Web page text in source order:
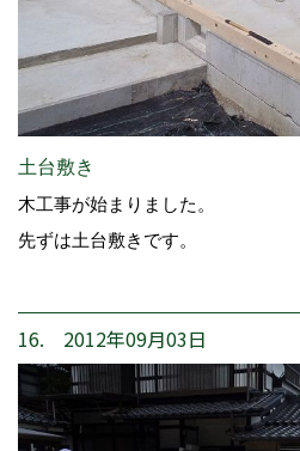
土台敷き
木工事が始まりました。
先ずは土台敷きです。
16. 2012年09月03日